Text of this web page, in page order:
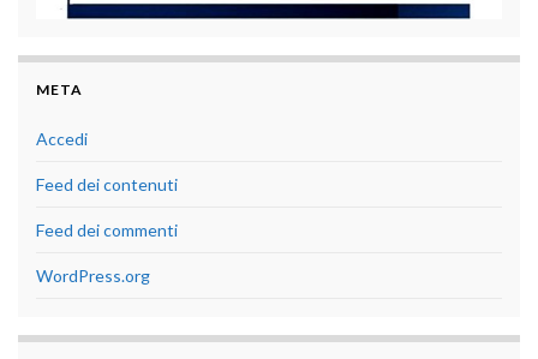
META
Accedi
Feed dei contenuti
Feed dei commenti
WordPress.org